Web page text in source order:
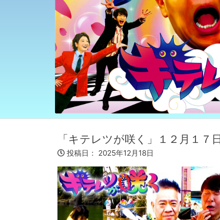
「キテレツが咲く」１２月１７
投稿日： 2025年12月18日